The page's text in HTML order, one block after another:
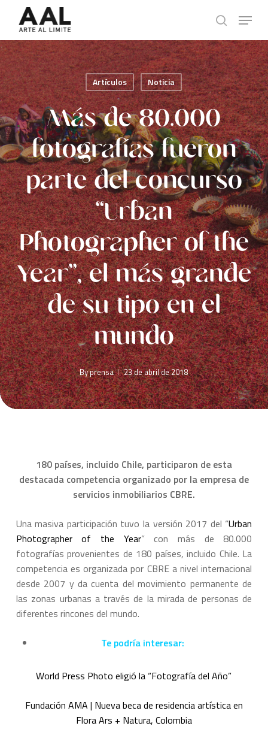
main
content
search
Menu
Artículos Noticia
Más de 80.000
fotografías fueron
parte del concurso
“Urban
Photographer of the
Year”, el más grande
de su tipo en el
mundo
Byprensa 23 de abril de 2018
180 países, incluido Chile, participaron de esta
destacada competencia organizado por la empresa de
servicios inmobiliarios CBRE.
Una masiva participación tuvo la versión 2017 del “Urban
Photographer of the Year” con más de 80.000
fotografías provenientes de 180 países, incluido Chile. La
competencia es organizada por CBRE a nivel internacional
desde 2007 y da cuenta del movimiento permanente de
las zonas urbanas a través de la mirada de personas de
diferentes rincones del mundo.
Te podría interesar:
World Press Photo eligió la “Fotografía del Año”
Fundación AMA | Nueva beca de residencia artística en
Flora Ars + Natura, Colombia